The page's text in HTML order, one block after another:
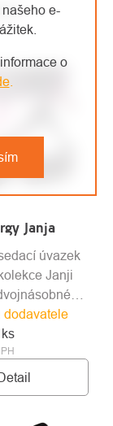
e-
o
.
Janja
dodavatele
úvazek
Janji
se
už přes 10